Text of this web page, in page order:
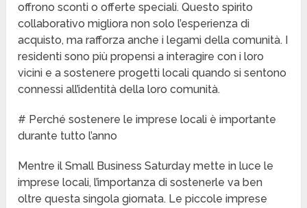
offrono sconti o offerte speciali. Questo spirito
collaborativo migliora non solo l’esperienza di
acquisto, ma rafforza anche i legami della comunità. I
residenti sono più propensi a interagire con i loro
vicini e a sostenere progetti locali quando si sentono
connessi all’identità della loro comunità.
# Perché sostenere le imprese locali è importante
durante tutto l’anno
Mentre il Small Business Saturday mette in luce le
imprese locali, l’importanza di sostenerle va ben
oltre questa singola giornata. Le piccole imprese